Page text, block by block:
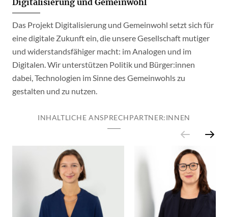
Digitalisierung und Gemeinwohl
Das Projekt Digitalisierung und Gemeinwohl setzt sich für
eine digitale Zukunft ein, die unsere Gesellschaft mutiger
und widerstandsfähiger macht: im Analogen und im
Digitalen. Wir unterstützen Politik und Bürger:innen
dabei, Technologien im Sinne des Gemeinwohls zu
gestalten und zu nutzen.
INHALTLICHE ANSPRECHPARTNER:INNEN